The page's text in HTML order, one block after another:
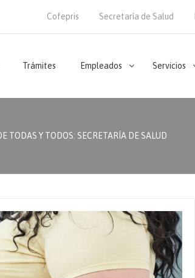
Cofepris Secretaría de Salud
Trámites Empleados Servicios
TODAS Y TODOS: SECRETARÍA DE SALUD